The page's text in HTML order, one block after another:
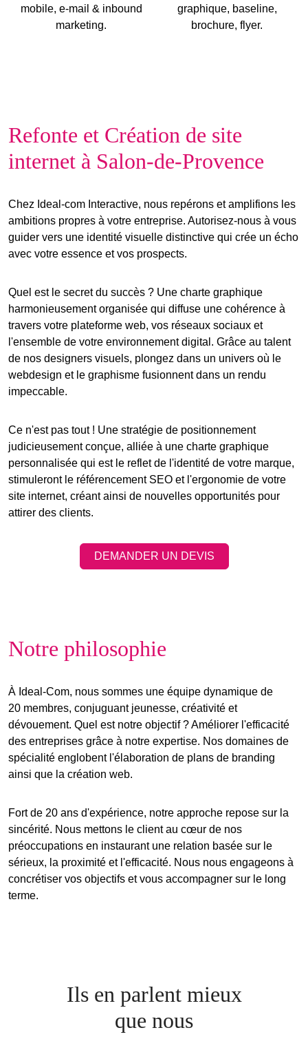
mobile, e-mail & inbound
marketing.
graphique, baseline,
brochure, flyer.
Refonte et Création de site
internet à Salon-de-Provence
Chez Ideal-com Interactive, nous repérons et amplifions les
ambitions propres à votre entreprise. Autorisez-nous à vous
guider vers une identité visuelle distinctive qui crée un écho
avec votre essence et vos prospects.
Quel est le secret du succès ? Une charte graphique
harmonieusement organisée qui diffuse une cohérence à
travers votre plateforme web, vos réseaux sociaux et
l'ensemble de votre environnement digital. Grâce au talent
de nos designers visuels, plongez dans un univers où le
webdesign et le graphisme fusionnent dans un rendu
impeccable.
Ce n'est pas tout ! Une stratégie de positionnement
judicieusement conçue, alliée à une charte graphique
personnalisée qui est le reflet de l'identité de votre marque,
stimuleront le référencement SEO et l'ergonomie de votre
site internet, créant ainsi de nouvelles opportunités pour
attirer des clients.
DEMANDER UN DEVIS
Notre philosophie
À Ideal-Com, nous sommes une équipe dynamique de
20 membres, conjuguant jeunesse, créativité et
dévouement. Quel est notre objectif ? Améliorer l'efficacité
des entreprises grâce à notre expertise. Nos domaines de
spécialité englobent l'élaboration de plans de branding
ainsi que la création web.
Fort de 20 ans d'expérience, notre approche repose sur la
sincérité. Nous mettons le client au cœur de nos
préoccupations en instaurant une relation basée sur le
sérieux, la proximité et l'efficacité. Nous nous engageons à
concrétiser vos objectifs et vous accompagner sur le long
terme.
Ils en parlent mieux
que nous